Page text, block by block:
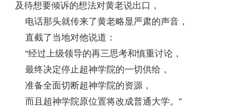
及待想要倾诉的想法对黄老说出口，
电话那头就传来了黄老略显严肃的声音，
直截了当地对他说道：
“经过上级领导的再三思考和慎重讨论，
最终决定停止超神学院的一切供给，
准备全面切断超神学院的资源，
而且超神学院原位置将改成普通大学。”